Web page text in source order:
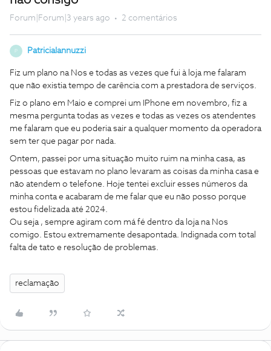
Forum|Forum|3 years ago 2 comentários
P PatriciaIannuzzi
Fiz um plano na Nos e todas as vezes que fui à loja me falaram
que não existia tempo de carência com a prestadora de serviços.
Fiz o plano em Maio e comprei um IPhone em novembro, fiz a
mesma pergunta todas as vezes e todas as vezes os atendentes
me falaram que eu poderia sair a qualquer momento da operadora
sem ter que pagar por nada.
Ontem, passei por uma situação muito ruim na minha casa, as
pessoas que estavam no plano levaram as coisas da minha casa e
não atendem o telefone. Hoje tentei excluir esses números da
minha conta e acabaram de me falar que eu não posso porque
estou fidelizada até 2024.
Ou seja , sempre agiram com má fé dentro da loja na Nos
comigo. Estou extremamente desapontada. Indignada com total
falta de tato e resolução de problemas.
reclamação